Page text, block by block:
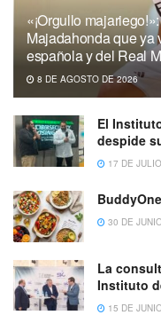
«¡Orgullo
Majadahonda que ya
española y del Real
8 DE AGOSTO DE 2026
El
despide
17 DE
30 DE
La
Instituto
15 DE